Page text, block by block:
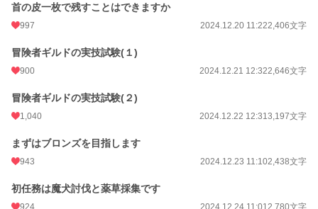
首の皮一枚で残すことはできますか
997 2024.12.20 11:222,406文字
冒険者ギルドの実技試験(１)
900 2024.12.21 12:322,646文字
冒険者ギルドの実技試験(２)
1,040 2024.12.22 12:313,197文字
まずはブロンズを目指します
943 2024.12.23 11:102,438文字
初任務は魔犬討伐と薬草採集です
924 2024.12.24 11:01 2,780文字